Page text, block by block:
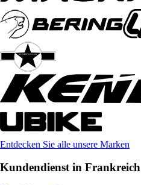
Entdecken Sie alle unsere Marken
Kundendienst in Frankreich